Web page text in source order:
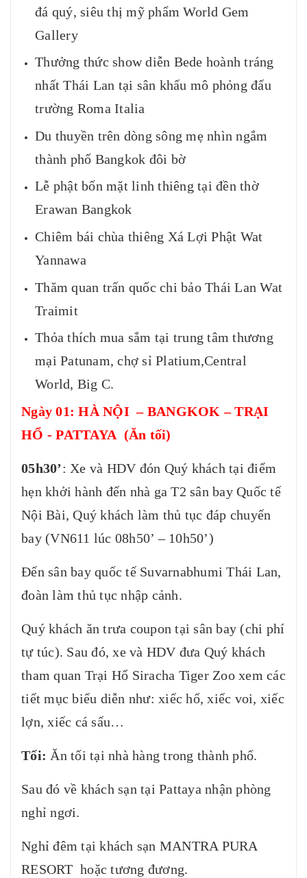
đá quý, siêu thị mỹ phẩm World Gem
Gallery
Thưởng thức show diễn Bede hoành tráng
nhất Thái Lan tại sân khấu mô phỏng đấu
trường Roma Italia
Du thuyền trên dòng sông mẹ nhìn ngắm
thành phố Bangkok đôi bờ
Lễ phật bốn mặt linh thiêng tại đền thờ
Erawan Bangkok
Chiêm bái chùa thiêng Xá Lợi Phật Wat
Yannawa
Thăm quan trấn quốc chi bảo Thái Lan Wat
Traimit
Thỏa thích mua sắm tại trung tâm thương
mại Patunam, chợ sỉ Platium,Central
World, Big C.
Ngày 01: HÀ NỘI – BANGKOK – TRẠI
HỔ - PATTAYA (Ăn tối)
05h30’: Xe và HDV đón Quý khách tại điểm
hẹn khởi hành đến nhà ga T2 sân bay Quốc tế
Nội Bài, Quý khách làm thủ tục đáp chuyến
bay (VN611 lúc 08h50’ – 10h50’)
Đến sân bay quốc tế Suvarnabhumi Thái Lan,
đoàn làm thủ tục nhập cảnh.
Quý khách ăn trưa coupon tại sân bay (chi phí
tự túc). Sau đó, xe và HDV đưa Quý khách
tham quan Trại Hổ Siracha Tiger Zoo xem các
tiết mục biểu diễn như: xiếc hổ, xiếc voi, xiếc
lợn, xiếc cá sấu…
Tối: Ăn tối tại nhà hàng trong thành phố.
Sau đó về khách sạn tại Pattaya nhận phòng
nghỉ ngơi.
Nghỉ đêm tại khách sạn MANTRA PURA
RESORT hoặc tương đương.